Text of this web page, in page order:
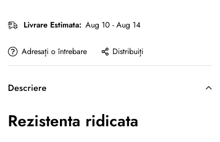
Livrare Estimata: Aug 10 - Aug 14
Adresați o întrebare Distribuiți
Descriere
Rezistenta ridicata